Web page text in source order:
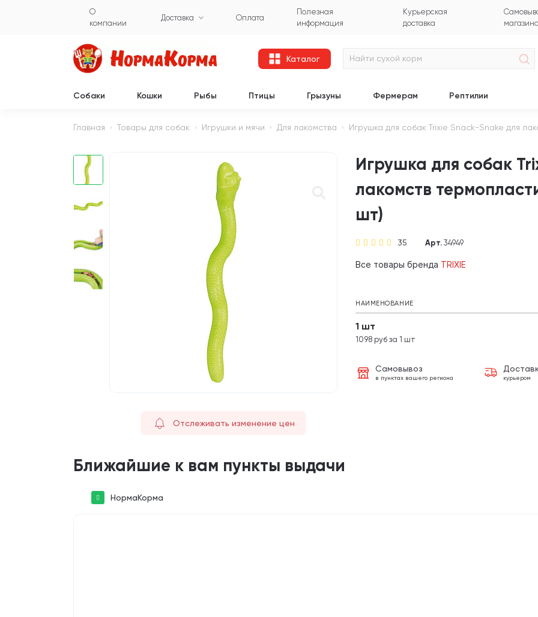
О
компании
Доставка Оплата
Полезная
информация
Курьерская
доставка
магазина
Каталог
Собаки Кошки Рыбы Птицы Грызуны Фермерам Рептилии
Главная Товары для собак Игрушки и мячи Для лакомства Игрушка для собак Trixie Snack-Snake для
Отслеживать изменение цен
Игрушка для собак
лакомств
шт)
35 Арт. 34949
Все товары бренда TRIXIE
НАИМЕНОВАНИЕ
1 шт
1098 руб за 1 шт
Самовывоз
в пунктах вашего региона курьером
Ближайшие к вам пункты выдачи
НормаКорма